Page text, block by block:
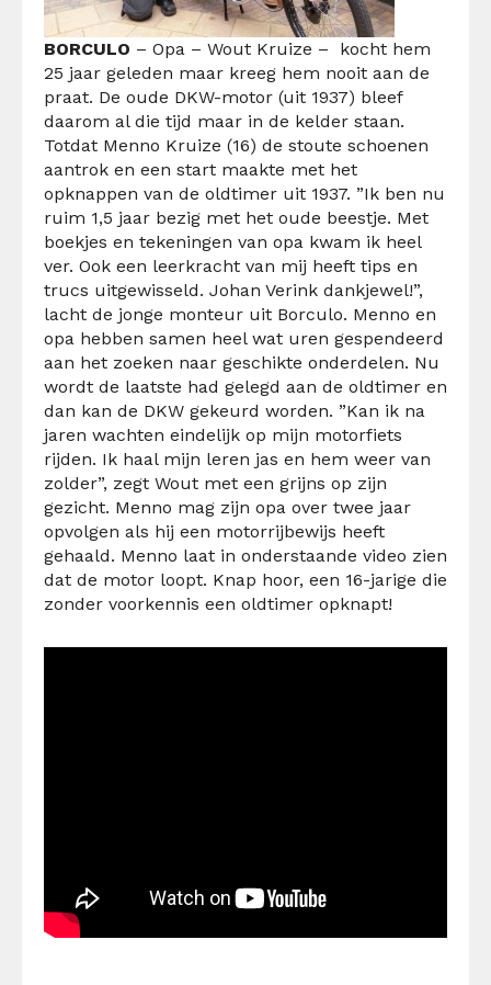
BORCULO – Opa – Wout Kruize – kocht hem
25 jaar geleden maar kreeg hem nooit aan de
praat. De oude DKW-motor (uit 1937) bleef
daarom al die tijd maar in de kelder staan.
Totdat Menno Kruize (16) de stoute schoenen
aantrok en een start maakte met het
opknappen van de oldtimer uit 1937. ”Ik ben nu
ruim 1,5 jaar bezig met het oude beestje. Met
boekjes en tekeningen van opa kwam ik heel
ver. Ook een leerkracht van mij heeft tips en
trucs uitgewisseld. Johan Verink dankjewel!”,
lacht de jonge monteur uit Borculo. Menno en
opa hebben samen heel wat uren gespendeerd
aan het zoeken naar geschikte onderdelen. Nu
wordt de laatste had gelegd aan de oldtimer en
dan kan de DKW gekeurd worden. ”Kan ik na
jaren wachten eindelijk op mijn motorfiets
rijden. Ik haal mijn leren jas en hem weer van
zolder”, zegt Wout met een grijns op zijn
gezicht. Menno mag zijn opa over twee jaar
opvolgen als hij een motorrijbewijs heeft
gehaald. Menno laat in onderstaande video zien
dat de motor loopt. Knap hoor, een 16-jarige die
zonder voorkennis een oldtimer opknapt!